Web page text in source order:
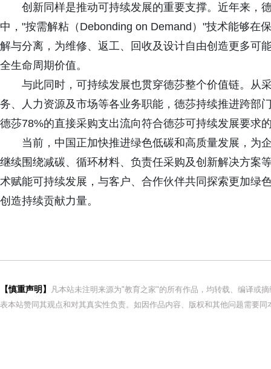
创新同样是推动可持续发展的重要支撑。近年来，
中，"按需解粘（Debonding on Demand）"技术能够在
解与分离，为维修、返工、回收及设计自由创造更多可
全生命周期价值。
与此同时，可持续发展也贯穿德莎整个价值链。从
务、人力资源及市场等各业务职能，德莎持续推进跨部
德莎78%的直接采购支出流向符合德莎可持续发展要求
当前，中国正加快推进绿色低碳和高质量发展，为
继续围绕减碳、循环材料、负责任采购及创新解决方案
术赋能可持续发展，与客户、合作伙伴共同探索更加绿
创造持续贡献力量。
【慎重声明】
凡本站未注明来源为"教育之家"的所有作品，均转载、编译或
表本站赞同其观点和对其真实性负责。如因作品内容、版权和其他问题需要